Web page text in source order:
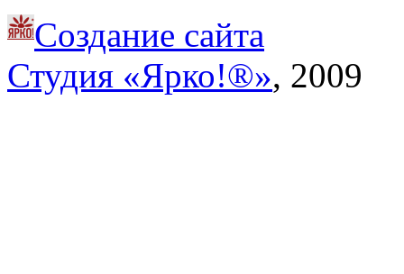
Создание сайта
Студия «Ярко!®», 2009